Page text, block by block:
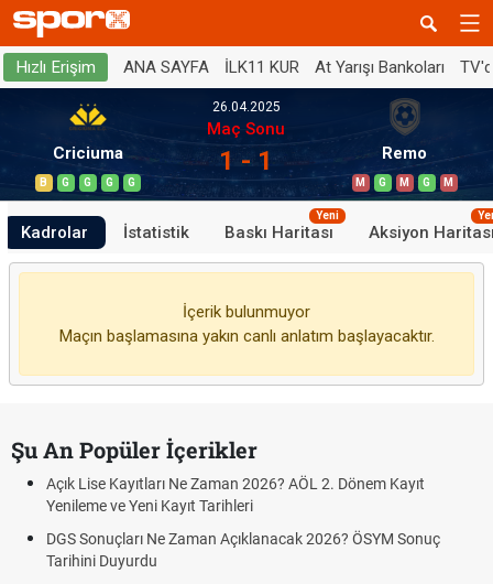
Hızlı Erişim ANA SAYFA İLK11 KUR At Yarışı Bankoları
Criciuma
B G G G G
26.04.2025
Maç Sonu
1 - 1 Remo
M G M G M
Kadrolar İstatistik Baskı Haritası
Yeni
Aksiyon
İçerik bulunmuyor
Maçın başlamasına yakın canlı anlatım başlayacaktır.
Şu An Popüler İçerikler
Açık Lise Kayıtları Ne Zaman 2026? AÖL 2. Dönem Kayıt
Yenileme ve Yeni Kayıt Tarihleri
DGS Sonuçları Ne Zaman Açıklanacak 2026? ÖSYM Sonuç
Tarihini Duyurdu